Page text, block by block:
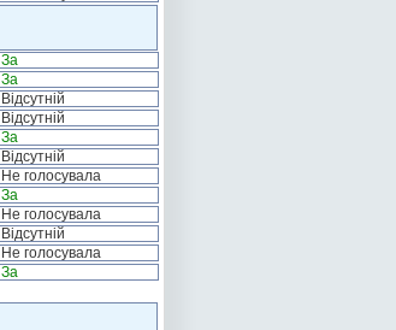
За
За
Відсутній
Відсутній
За
Відсутній
Не голосувала
За
Не голосувала
Відсутній
Не голосувала
За